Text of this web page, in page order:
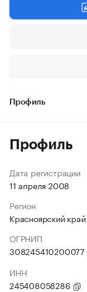
Профиль
Профиль
Дата регистрации
11 апреля 2008
Регион
Красноярский край
ОГРНИП
308245410200077
ИНН
245408058286